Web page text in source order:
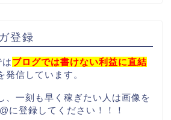
登録
ブログでは書けない利益に直結
発信しています。
、一刻も早く稼ぎたい人は画像を
に登録してください！！！